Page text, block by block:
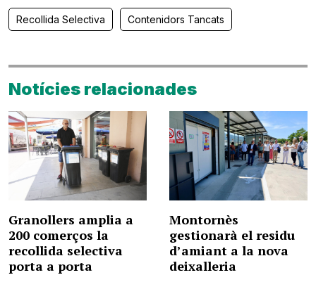
Recollida Selectiva Contenidors Tancats
Notícies relacionades
Granollers amplia a
200 comerços la
recollida selectiva
porta a porta
Montornès
gestionarà el residu
d’amiant a la nova
deixalleria